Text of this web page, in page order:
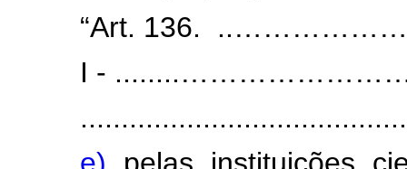
“Art. 136.
I -